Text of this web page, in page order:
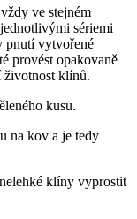
ve stejném
sériemi
pnutí vytvořené
provést opakovaně
životnost klínů.
kusu.
na kov a je tedy
klíny vyprostit